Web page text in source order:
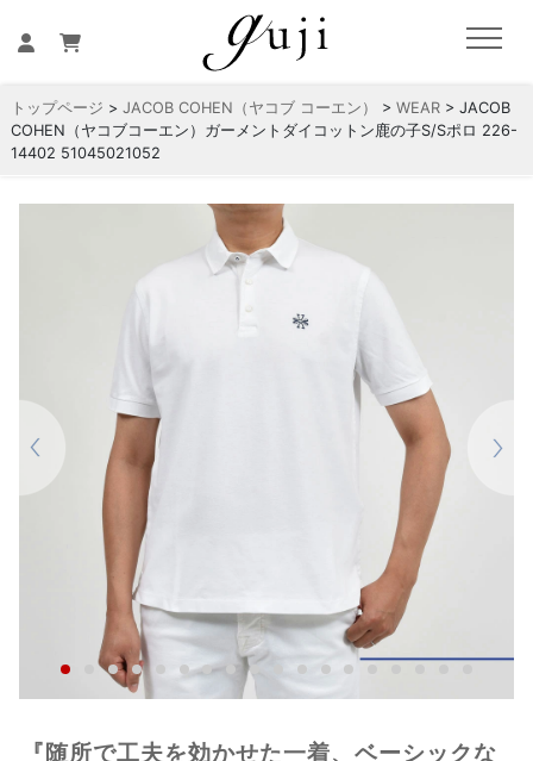
トップページ > JACOB COHEN（ヤコブ コーエン） > WEAR> JACOB
COHEN（ヤコブコーエン）ガーメントダイコットン鹿の子S/Sポロ 226-
14402 51045021052
『随所で工夫を効かせた一着、ベーシックな